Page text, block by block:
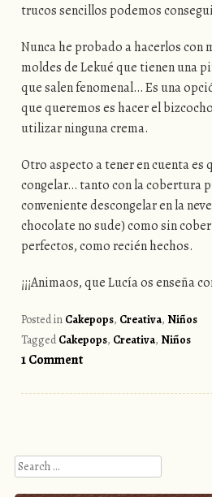
trucos sencillos podemos
Nunca he probado a hacerlos con
moldes de Lekué que tienen una
que salen fenomenal… Es una
que queremos es hacer el
utilizar ninguna crema.
Otro aspecto a tener en cuenta es
congelar… tanto con la cobertura
conveniente descongelar en la
chocolate no sude) como sin
perfectos, como recién hechos.
¡¡¡Animaos, que Lucía os enseña
Posted in Cakepops, Creativa, Niños
TaggedCakepops, Creativa, Niños
1 Comment
Search